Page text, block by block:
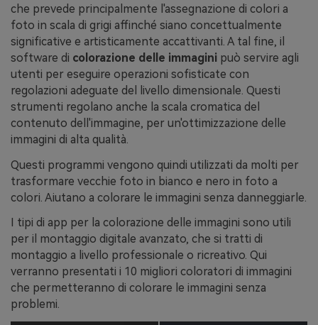
che prevede principalmente l'assegnazione di colori a
foto in scala di grigi affinché siano concettualmente
significative e artisticamente accattivanti. A tal fine, il
software di colorazione delle immagini può servire agli
utenti per eseguire operazioni sofisticate con
regolazioni adeguate del livello dimensionale. Questi
strumenti regolano anche la scala cromatica del
contenuto dell'immagine, per un'ottimizzazione delle
immagini di alta qualità.
Questi programmi vengono quindi utilizzati da molti per
trasformare vecchie foto in bianco e nero in foto a
colori. Aiutano a colorare le immagini senza danneggiarle.
I tipi di app per la colorazione delle immagini sono utili
per il montaggio digitale avanzato, che si tratti di
montaggio a livello professionale o ricreativo. Qui
verranno presentati i 10 migliori coloratori di immagini
che permetteranno di colorare le immagini senza
problemi.